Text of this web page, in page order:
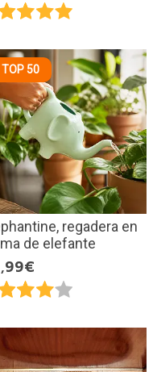
TOP 50
regadera en
de elefante